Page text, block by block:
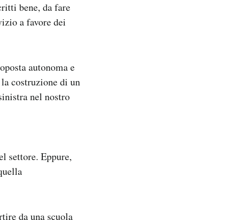
bene, da fare
a favore dei
autonoma e
costruzione di un
nel nostro
settore. Eppure,
da una scuola